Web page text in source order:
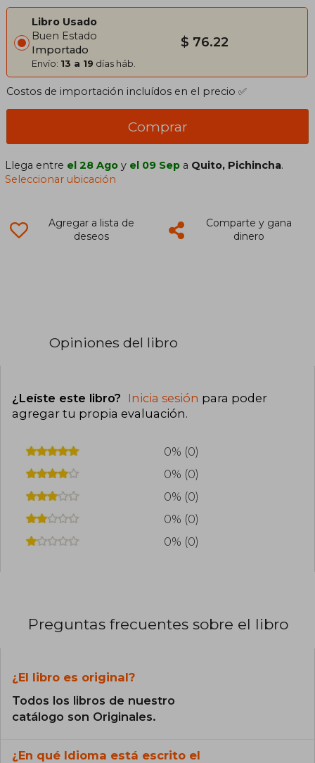
Libro Usado
Buen Estado
Importado
Envío: 13 a 19 días háb.
$ 76.22
Costos de importación incluídos en el precio ✅
Comprar
Llega entre el 28 Ago y el 09 Sep a Quito, Pichincha.
Seleccionar ubicación
Agregar a lista de
deseos
Comparte y gana
dinero
Opiniones del libro
¿Leíste este libro? Inicia sesión para poder
agregar tu propia evaluación.
0% (0)
0% (0)
0% (0)
0% (0)
0% (0)
Preguntas frecuentes sobre el libro
¿El libro es original?
Todos los libros de nuestro
catálogo son Originales.
¿En qué Idioma está escrito el